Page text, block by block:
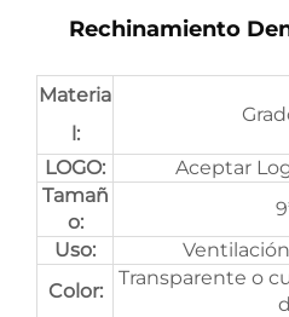
Rechinamiento
Materia
l:
LOGO:
Aceptar
Tamañ
o:
Uso:
Color:
Transparente o